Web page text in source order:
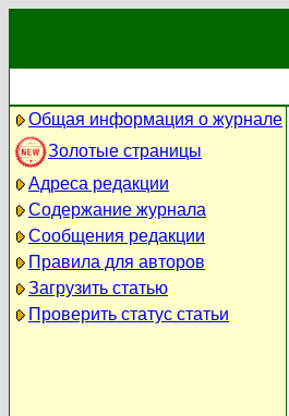
Общая информация о журнале
Золотые страницы
Адреса редакции
Содержание журнала
Сообщения редакции
Правила для авторов
Загрузить статью
Проверить статус статьи